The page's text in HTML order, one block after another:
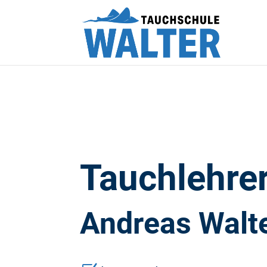
Andreas